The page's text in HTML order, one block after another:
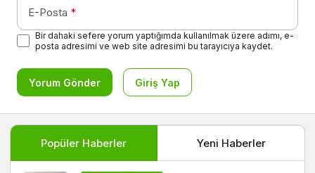
E-Posta *
Bir dahaki sefere yorum yaptığımda kullanılmak üzere adımı, e-
posta adresimi ve web site adresimi bu tarayıcıya kaydet.
Yorum Gönder Giriş Yap
Popüler Haberler Yeni Haberler